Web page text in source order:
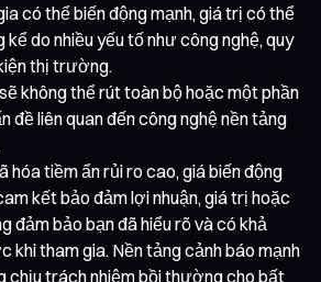
có thể biến động mạnh, giá trị có thể
do nhiều yếu tố như công nghệ, quy
thị trường.
không thể rút toàn bộ hoặc một phần
đề liên quan đến công nghệ nền tảng
hóa tiềm ẩn rủi ro cao, giá biến động
kết bảo đảm lợi nhuận, giá trị hoặc
đảm bảo bạn đã hiểu rõ và có khả
khi tham gia. Nền tảng cảnh báo mạnh
chịu trách nhiệm bồi thường cho bất